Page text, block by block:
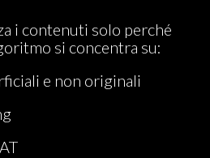
i contenuti solo perché
si concentra su:
e non originali